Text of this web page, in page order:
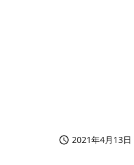
 2021年4月13日